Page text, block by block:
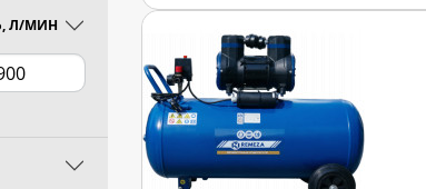
Л/МИН